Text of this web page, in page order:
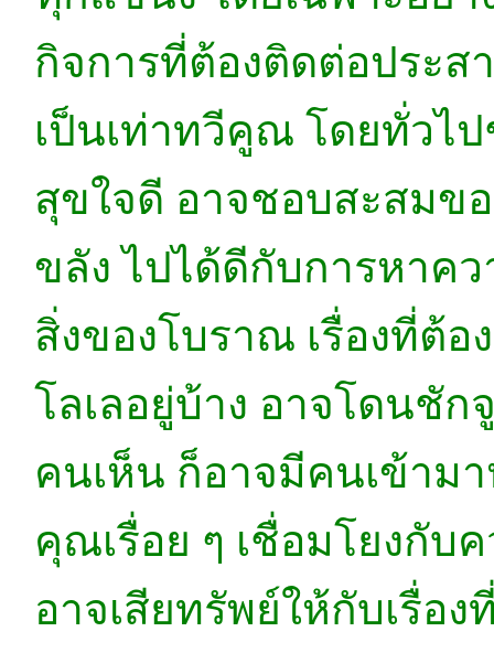
กิจการที่ต้องติดต่อประส
เป็นเท่าทวีคูณ โดยทั่ว
สุขใจดี อาจชอบสะสมขอ
ขลัง ไปได้ดีกับการหาคว
สิ่งของโบราณ เรื่องที่ต้อ
โลเลอยู่บ้าง อาจโดนชัก
คนเห็น ก็อาจมีคนเข้าม
คุณเรื่อย ๆ เชื่อมโยงกับ
อาจเสียทรัพย์ให้กับเรื่อ